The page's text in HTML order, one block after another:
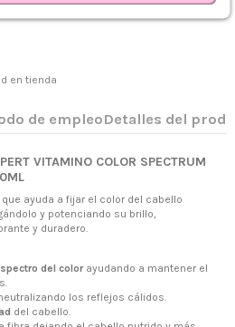
en tienda
VITAMINO COLOR SPECTRUM
ayuda a fijar el color del cabello
y potenciando su brillo,
y duradero.
del colorayudando a mantener el
los reflejos cálidos.
del cabello.